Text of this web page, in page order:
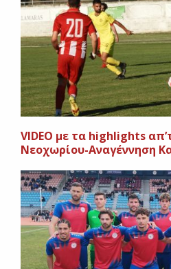
VIDEO με τα highlights
Νεοχωρίου-Αναγέννηση